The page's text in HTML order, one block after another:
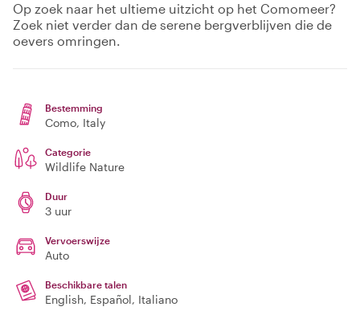
Op zoek naar het ultieme uitzicht op het Comomeer?
Zoek niet verder dan de serene bergverblijven die de
oevers omringen.
Bestemming
Como, Italy
Categorie
Wildlife Nature
Duur
3 uur
Vervoerswijze
Auto
Beschikbare talen
English, Español, Italiano